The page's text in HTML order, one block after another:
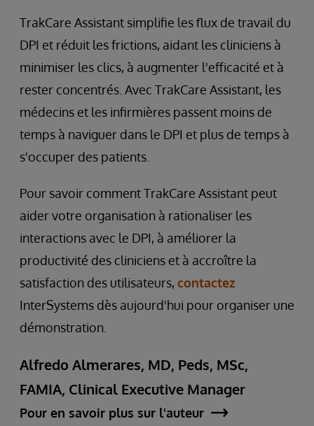
TrakCare Assistant simplifie les flux de travail du
DPI et réduit les frictions, aidant les cliniciens à
minimiser les clics, à augmenter l'efficacité et à
rester concentrés. Avec TrakCare Assistant, les
médecins et les infirmières passent moins de
temps à naviguer dans le DPI et plus de temps à
s'occuper des patients.
Pour savoir comment TrakCare Assistant peut
aider votre organisation à rationaliser les
interactions avec le DPI, à améliorer la
productivité des cliniciens et à accroître la
satisfaction des utilisateurs, contactez
InterSystems dès aujourd'hui pour organiser une
démonstration.
Alfredo Almerares, MD, Peds, MSc,
FAMIA, Clinical Executive Manager
Pour en savoir plus sur l'auteur